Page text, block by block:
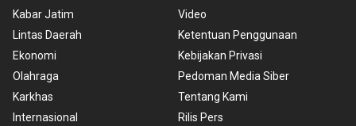
Kabar Jatim
Lintas Daerah
Ekonomi
Olahraga
Karkhas
Internasional
Video
Ketentuan Penggunaan
Kebijakan Privasi
Pedoman Media Siber
Tentang Kami
Rilis Pers